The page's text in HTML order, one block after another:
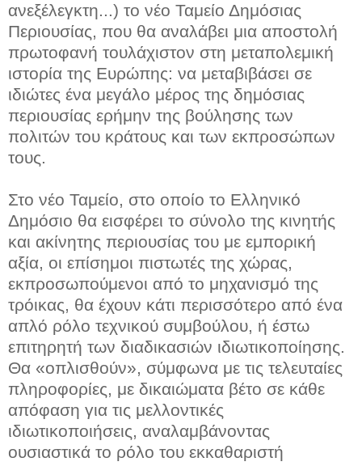
ανεξέλεγκτη...) το νέο Ταμείο Δημόσιας
Περιουσίας, που θα αναλάβει μια αποστολή
πρωτοφανή τουλάχιστον στη μεταπολεμική
ιστορία της Ευρώπης: να μεταβιβάσει σε
ιδιώτες ένα μεγάλο μέρος της δημόσιας
περιουσίας ερήμην της βούλησης των
πολιτών του κράτους και των εκπροσώπων
τους.
Στο νέο Ταμείο, στο οποίο το Ελληνικό
Δημόσιο θα εισφέρει το σύνολο της κινητής
και ακίνητης περιουσίας του με εμπορική
αξία, οι επίσημοι πιστωτές της χώρας,
εκπροσωπούμενοι από το μηχανισμό της
τρόικας, θα έχουν κάτι περισσότερο από ένα
απλό ρόλο τεχνικού συμβούλου, ή έστω
επιτηρητή των διαδικασιών ιδιωτικοποίησης.
Θα «οπλισθούν», σύμφωνα με τις τελευταίες
πληροφορίες, με δικαιώματα βέτο σε κάθε
απόφαση για τις μελλοντικές
ιδιωτικοποιήσεις, αναλαμβάνοντας
ουσιαστικά το ρόλο του εκκαθαριστή